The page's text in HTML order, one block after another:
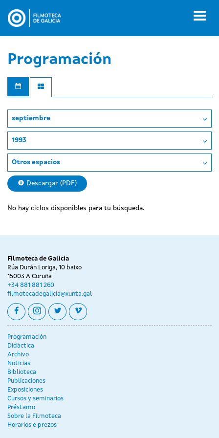
contenido
Programación
septiembre
1993
Otros espacios
Descargar (PDF)
No hay ciclos disponibles para tu búsqueda.
Filmoteca de Galicia
Rúa Durán Loriga, 10 baixo
15003 A Coruña
+34 881 881 260
filmotecadegalicia@xunta.gal
facebookinstagram
twittervimeo
Programación
Didáctica
Archivo
Noticias
Biblioteca
Publicaciones
Exposiciones
Cursos y seminarios
Préstamo
Sobre la Filmoteca
Horarios e prezos